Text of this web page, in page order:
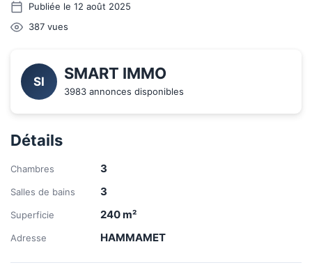
Publiée le 12 août 2025
387 vues
SI SMART IMMO
3983 annonces disponibles
Détails
Chambres 3
Salles de bains 3
Superficie 240m²
Adresse HAMMAMET